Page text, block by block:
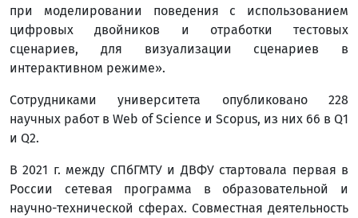
при моделировании поведения с использованием
цифровых двойников и отработки тестовых
сценариев, для визуализации сценариев в
интерактивном режиме».
Сотрудниками университета опубликовано 228
научных работ в Web of Science и Scopus, из них 66 в Q1
и Q2.
В 2021 г. между СПбГМТУ и ДВФУ стартовала первая в
России сетевая программа в образовательной и
научно-технической сферах. Совместная деятельность